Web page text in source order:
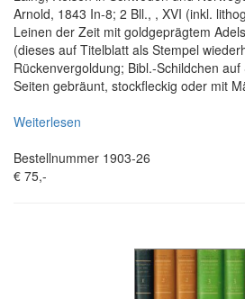
Arnold, 1843 In-8; 2 Bll., , XVI (inkl.
Leinen der Zeit mit goldgeprägtem
(dieses auf Titelblatt als Stempel
Rückenvergoldung; Bibl.-Schildchen
Seiten gebräunt, stockfleckig oder mit
Weiterlesen
Bestellnummer 1903-26
€ 75,-